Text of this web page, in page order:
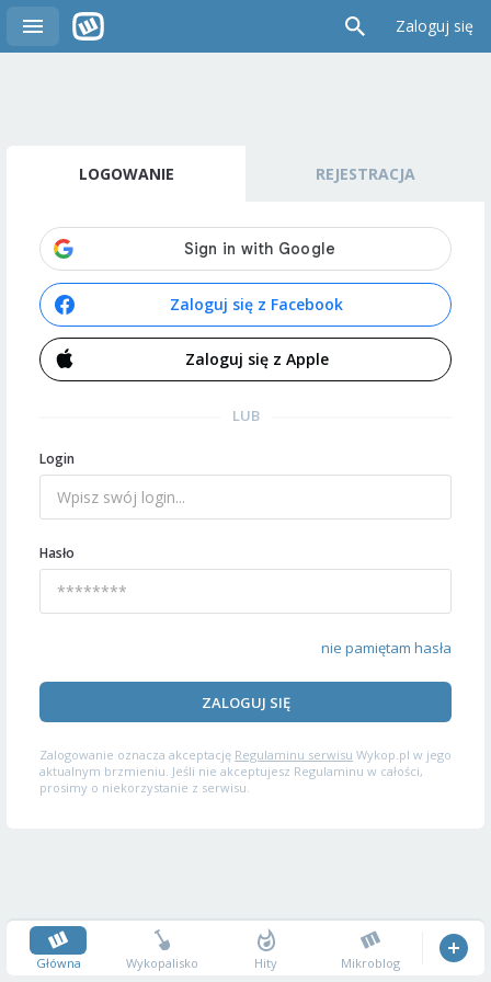
Zaloguj się
LOGOWANIE REJESTRACJA
Zaloguj się z Facebook
Zaloguj się z Apple
LUB
Login
Hasło
nie pamiętam hasła
ZALOGUJ SIĘ
Zalogowanie oznacza akceptację Regulaminu serwisu Wykop.pl w jego
aktualnym brzmieniu. Jeśli nie akceptujesz Regulaminu w całości,
prosimy o niekorzystanie z serwisu.
Główna Wykopalisko Hity Mikroblog